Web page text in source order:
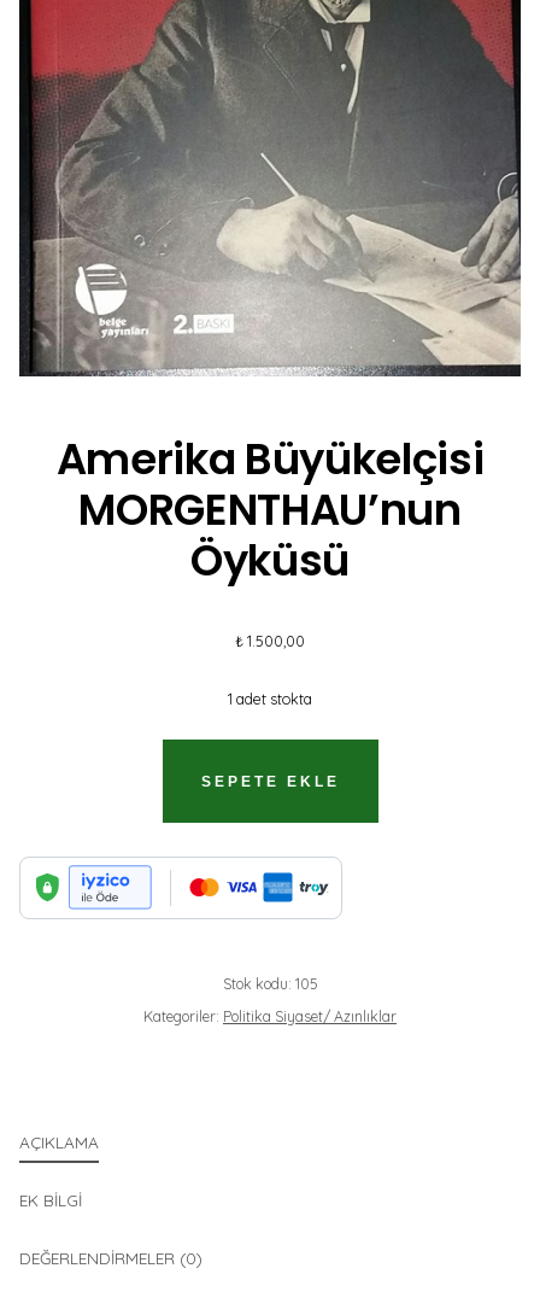
Amerika Büyükelçisi
MORGENTHAU’nun
Öyküsü
₺ 1.500,00
1 adet stokta
MORGENTHAU'NUN
ÖYKÜSÜ
ADET
SEPETE EKLE
Stok kodu: 105
Kategoriler: Politika Siyaset/ Azınlıklar
AÇIKLAMA
EK BILGI
DEĞERLENDIRMELER (0)